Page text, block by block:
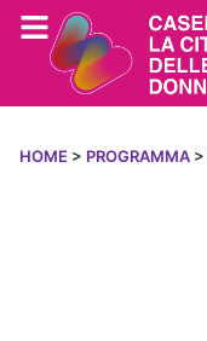
HOME > PROGRAMMA >